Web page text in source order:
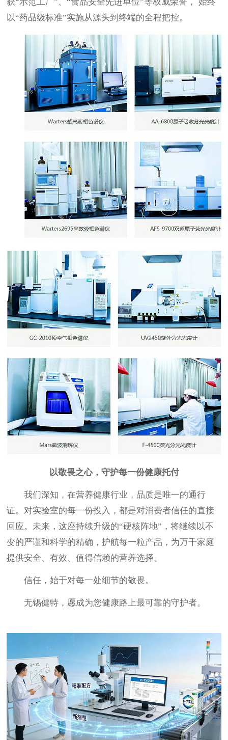
以“药品级标准”实施从源头到终端的全程把控。
以敬畏之心，守护每一份健康托付
我们深知，在营养健康行业，品质是唯一的通行
证。对实验室的每一份投入，都是对消费者信任的直接
回应。未来，这座持续升级的“硬核阵地”，将继续以不
变的严谨和科学的精确，护航每一粒产品，为万千家庭
提供安全、有效、值得信赖的营养选择。
信任，始于对每一处细节的敬畏。
无锡健特，愿成为您健康路上最可靠的守护者。